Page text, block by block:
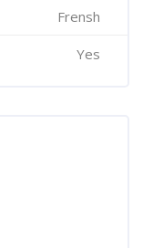
Frensh
Yes